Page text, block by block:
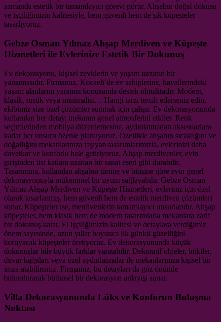
zamanda estetik bir tamamlayıcı görevi görür. Ahşabın doğal dokusu
ve işçiliğimizin kalitesiyle, hem güvenli hem de şık küpeşteler
tasarlıyoruz.
Gebze Osman Yılmaz Ahşap Merdiven ve Küpeşte
Hizmetleri ile Evlerinize Estetik Bir Dokunuş
Ev dekorasyonu, kişisel zevklerin ve yaşam tarzının bir
yansımasıdır. Firmamız, Kocaeli’de ev sahiplerine, hayallerindeki
yaşam alanlarını yaratma konusunda destek olmaktadır. Modern,
klasik, rustik veya minimalist… Hangi tarzı tercih ederseniz edin,
ekibimiz size özel çözümler sunmak için çalışır. Ev dekorasyonunda
kullanılan her detay, mekanın genel atmosferini etkiler. Renk
seçimlerinden mobilya düzenlemesine, aydınlatmadan aksesuarlara
kadar her unsuru özenle planlıyoruz. Özellikle ahşabın sıcaklığını ve
doğallığını mekanlarınıza taşıyan tasarımlarımızla, evlerinizi daha
davetkar ve konforlu hale getiriyoruz. Ahşap merdivenler, evin
girişinden üst katlara uzanan bir sanat eseri gibi durabilir.
Tasarımına, kullanılan ahşabın türüne ve bitişine göre evin genel
dekorasyonuyla mükemmel bir uyum sağlayabilir. Gebze Osman
Yılmaz Ahşap Merdiven ve Küpeşte Hizmetleri, evleriniz için özel
olarak tasarlanmış, hem güvenli hem de estetik merdiven çözümleri
sunar. Küpeşteler ise, merdivenlerin tamamlayıcı unsurlarıdır. Ahşap
küpeşteler, hem klasik hem de modern tasarımlarla mekanlara zarif
bir dokunuş katar. El işçiliğimizin kalitesi ve detaylara verdiğimiz
önem sayesinde, uzun yıllar boyunca ilk günkü güzelliğini
koruyacak küpeşteler üretiyoruz. Ev dekorasyonunda küçük
dokunuşlar bile büyük farklar yaratabilir. Dekoratif objeler, bitkiler,
duvar kağıtları veya özel aydınlatmalar ile mekanlarınıza kişisel bir
imza atabilirsiniz. Firmamız, bu detayları da göz önünde
bulundurarak bütünsel bir dekorasyon anlayışı sunar.
Villa Dekorasyonunda Lüks ve Konforun Buluşma
Noktası